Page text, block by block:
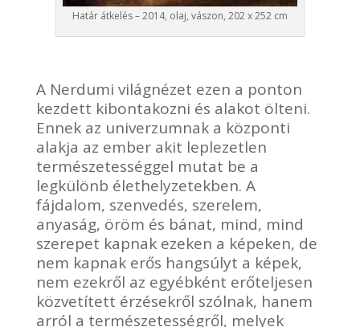
Határ átkelés – 2014, olaj, vászon, 202 x 252 cm
A Nerdumi világnézet ezen a ponton
kezdett kibontakozni és alakot ölteni.
Ennek az univerzumnak a központi
alakja az ember akit leplezetlen
természetességgel mutat be a
legkülönb élethelyzetekben. A
fájdalom, szenvedés, szerelem,
anyaság, öröm és bánat, mind, mind
szerepet kapnak ezeken a képeken, de
nem kapnak erős hangsúlyt a képek,
nem ezekről az egyébként erőteljesen
közvetített érzésekről szólnak, hanem
arról a természetességről, melyek